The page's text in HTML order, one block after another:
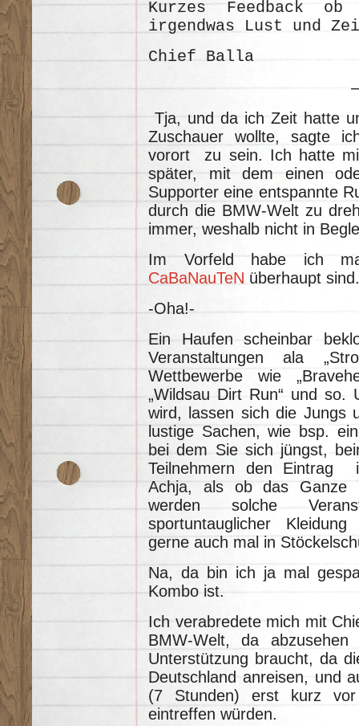
Kurzes Feedback
irgendwas Lust und
Chief Balla
Tja, und da ich Zeit hatte
Zuschauer wollte, sagte
vorort zu sein. Ich hatte
später, mit dem einen
Supporter eine entspannte
durch die BMW-Welt zu
immer, weshalb nicht in
Im Vorfeld habe ich
CaBaNauTeN überhaupt sind.
-Oha!-
Ein Haufen scheinbar
Veranstaltungen ala
Wettbewerbe wie
„Wildsau Dirt Run“ und so.
wird, lassen sich die Jungs
lustige Sachen, wie bsp.
bei dem Sie sich jüngst,
Teilnehmern den Eintrag
Achja, als ob das Ganze
werden solche
sportuntauglicher
gerne auch mal in
Na, da bin ich ja mal
Kombo ist.
Ich verabredete mich mit
BMW-Welt, da
Unterstützung braucht, da
Deutschland anreisen, und
(7 Stunden) erst kurz
eintreffen würden.